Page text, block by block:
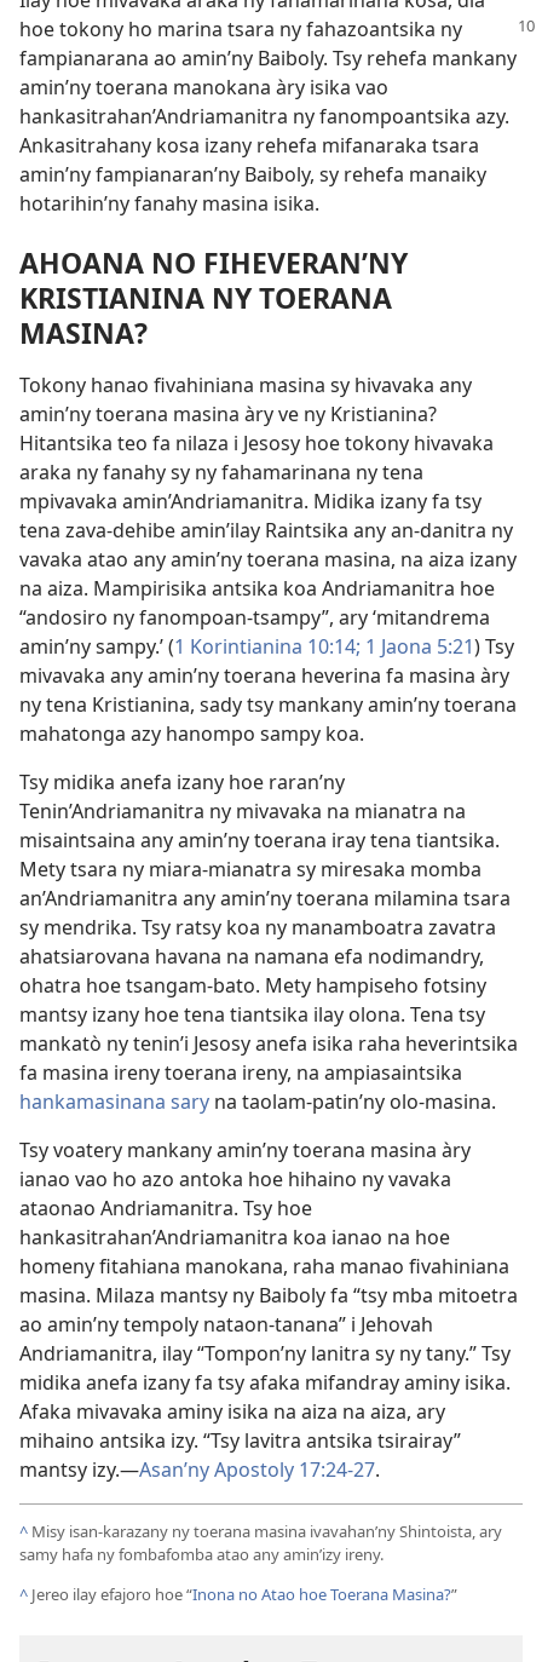
hoe tokony ho marina tsara ny fahazoantsika ny
fampianarana ao amin’ny Baiboly. Tsy rehefa mankany
amin’ny toerana manokana àry isika vao
hankasitrahan’Andriamanitra ny fanompoantsika azy.
Ankasitrahany kosa izany rehefa mifanaraka tsara
amin’ny fampianaran’ny Baiboly, sy rehefa manaiky
hotarihin’ny fanahy masina isika.
AHOANA NO FIHEVERAN’NY
KRISTIANINA NY TOERANA
MASINA?
Tokony hanao fivahiniana masina sy hivavaka any
amin’ny toerana masina àry ve ny Kristianina?
Hitantsika teo fa nilaza i Jesosy hoe tokony hivavaka
araka ny fanahy sy ny fahamarinana ny tena
mpivavaka amin’Andriamanitra. Midika izany fa tsy
tena zava-dehibe amin’ilay Raintsika any an-danitra ny
vavaka atao any amin’ny toerana masina, na aiza izany
na aiza. Mampirisika antsika koa Andriamanitra hoe
“andosiro ny fanompoan-tsampy”, ary ‘mitandrema
amin’ny sampy.’ (1 Korintianina 10:14; 1 Jaona 5:21) Tsy
mivavaka any amin’ny toerana heverina fa masina àry
ny tena Kristianina, sady tsy mankany amin’ny toerana
mahatonga azy hanompo sampy koa.
Tsy midika anefa izany hoe raran’ny
Tenin’Andriamanitra ny mivavaka na mianatra na
misaintsaina any amin’ny toerana iray tena tiantsika.
Mety tsara ny miara-mianatra sy miresaka momba
an’Andriamanitra any amin’ny toerana milamina tsara
sy mendrika. Tsy ratsy koa ny manamboatra zavatra
ahatsiarovana havana na namana efa nodimandry,
ohatra hoe tsangam-bato. Mety hampiseho fotsiny
mantsy izany hoe tena tiantsika ilay olona. Tena tsy
mankatò ny tenin’i Jesosy anefa isika raha heverintsika
fa masina ireny toerana ireny, na ampiasaintsika
hankamasinana sary na taolam-patin’ny olo-masina.
Tsy voatery mankany amin’ny toerana masina àry
ianao vao ho azo antoka hoe hihaino ny vavaka
ataonao Andriamanitra. Tsy hoe
hankasitrahan’Andriamanitra koa ianao na hoe
homeny fitahiana manokana, raha manao fivahiniana
masina. Milaza mantsy ny Baiboly fa “tsy mba mitoetra
ao amin’ny tempoly nataon-tanana” i Jehovah
Andriamanitra, ilay “Tompon’ny lanitra sy ny tany.” Tsy
midika anefa izany fa tsy afaka mifandray aminy isika.
Afaka mivavaka aminy isika na aiza na aiza, ary
mihaino antsika izy. “Tsy lavitra antsika tsirairay”
mantsy izy.—Asan’ny Apostoly 17:24-27.
^ Misy isan-karazany ny toerana masina ivavahan’ny Shintoista, ary
samy hafa ny fombafomba atao any amin’izy ireny.
^ Jereo ilay efajoro hoe “Inona no Atao hoe Toerana Masina?”